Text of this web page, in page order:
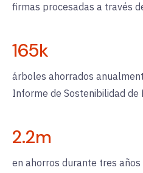
firmas procesadas a través
165k
árboles ahorrados
Informe de Sostenibilidad de
2.2m
en ahorros durante tres